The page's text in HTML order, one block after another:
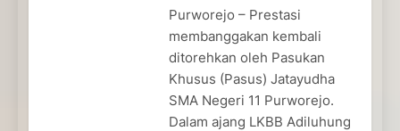
Purworejo – Prestasi
membanggakan kembali
ditorehkan oleh Pasukan
Khusus (Pasus) Jatayudha
SMA Negeri 11 Purworejo.
Dalam ajang LKBB Adiluhung